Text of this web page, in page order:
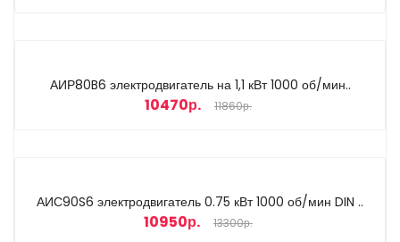
АИР80B6 электродвигатель на 1,1 кВт 1000 об/мин..
10470р. 11860р.
АИС90S6 электродвигатель 0.75 кВт 1000 об/мин DIN ..
10950р. 13300р.